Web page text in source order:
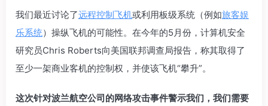
我们最近讨论了远程控制飞机或利用板级系统（例如旅客娱
乐系统）操纵飞机的可能性。在今年的5月份，计算机安全
研究员Chris Roberts向美国联邦调查局报告，称其取得了
至少一架商业客机的控制权，并使该飞机“攀升”。
这次针对波兰航空公司的网络攻击事件警示我们，我们需要